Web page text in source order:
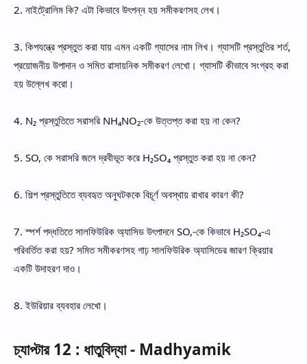
2. নাইট্রোলিম কি? এটা কিভাবে উৎপন্ন হয় সমীকরণসহ লেখ।
3. কিপযন্ত্রে প্রস্তুত করা যায় এমন একটি গ্যাসের নাম লিখ। গ্যাসটি প্রস্তুতির শর্ত,
প্রয়োজনীয় উপাদান ও সমিত রাসায়নিক সমীকরণ লেখো। গ্যাসটি কীভাবে সংগ্রহ করা
হয় উল্লেখ করো।
4. N₂ প্রস্তুতিতে সরাসরি NH₄NO₂-কে উত্তপ্ত করা হয় না কেন?
5. SO, কে সরাসরি জলে দ্রবীভূত করে H₂SO₄ প্রস্তুত করা হয় না কেন?
6. শিল্প প্রস্তুতিতে ব্যবহৃত অনুঘটককে বিচূর্ণ অবস্থায় রাখার কারণ কী?
7. স্পর্শ পদ্ধতিতে সালফিউরিক অ্যাসিড উৎপাদনে SO,-কে কিভাবে H₂SO₄-এ
পরিবর্তিত করা হয়? সমিত সমীকরণসহ গাঢ় সালফিউরিক অ্যাসিডের জারণ ক্রিয়ার
একটি উদাহরণ দাও।
8. ইউরিয়ার ব্যবহার লেখো।
চ্যাপ্টার 12 : ধাতুবিদ্যা - Madhyamik